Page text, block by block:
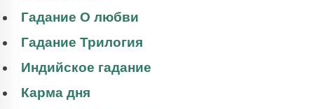
Гадание О любви
Гадание Трилогия
Индийское гадание
Карма дня